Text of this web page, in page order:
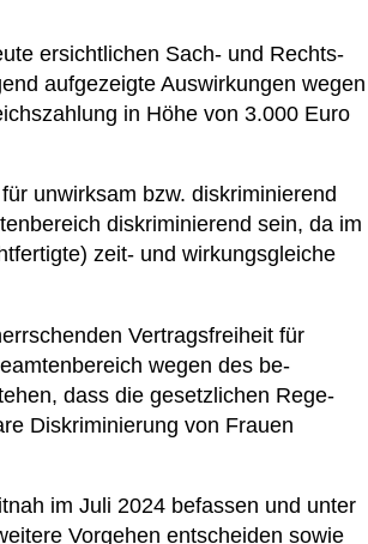
ersichtlichen Sach- und Rechts­
aufgezeigte Auswirkungen wegen
in Höhe von 3.000 Euro
unwirksam bzw. diskriminie­rend
diskriminierend sein, da im
zeit- und wirkungsgleiche
Vertragsfreiheit für
wegen des be­
dass die gesetzlichen Rege­
Diskriminierung von Frauen
im Juli 2024 befassen und unter
Vorgehen entscheiden sowie